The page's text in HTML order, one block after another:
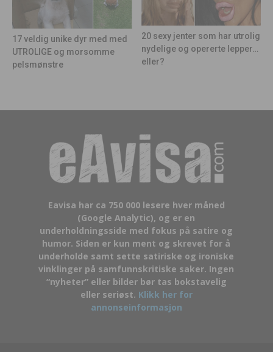
17 veldig unike dyr med med
UTROLIGE og morsomme
pelsmønstre
20 sexy jenter som har utrolig
nydelige og opererte lepper…
eller?
Eavisa har ca 750 000 lesere hver måned
(Google Analytic), og er en
underholdningsside med fokus på satire og
humor. Siden er kun ment og skrevet for å
underholde samt sette satiriske og ironiske
vinklinger på samfunnskritiske saker. Ingen
“nyheter” eller bilder bør tas bokstavelig
eller seriøst. Klikk her for
annonseinformasjon